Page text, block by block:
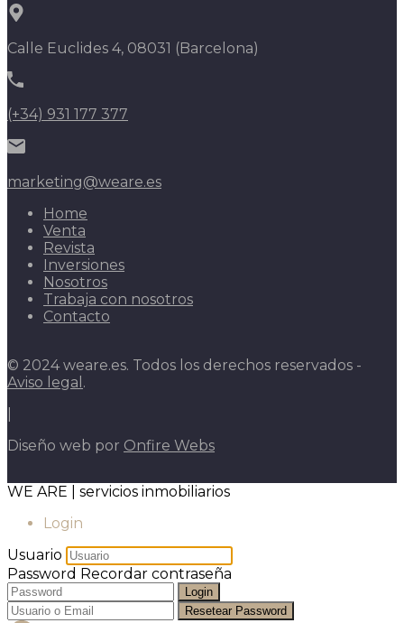
Calle Euclides 4, 08031 (Barcelona)
(+34) 931 177 377
marketing@weare.es
Home
Venta
Revista
Inversiones
Nosotros
Trabaja con nosotros
Contacto
© 2024 weare.es. Todos los derechos reservados -
Aviso legal .
Diseño web por Onfire Webs
WE ARE | servicios inmobiliarios
Login
Usuario
Password Recordar contraseña
Login
Resetear Password